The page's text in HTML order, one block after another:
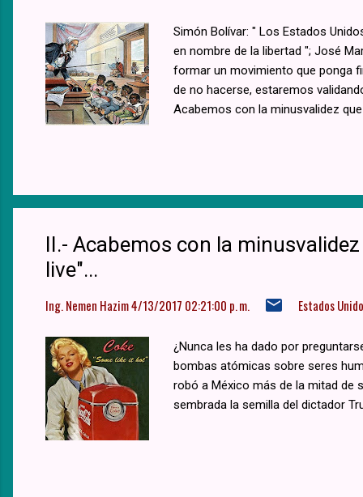
Simón Bolívar: " Los Estados
en nombre de la libertad "; José
formar un movimiento que ponga
de no hacerse, estaremos
Acabemos con la minusvalidez
II.- Acabemos con la
live"...
Ing. Nemen Hazim4/13/2017 02:21:00 p. m. Estados
¿Nunca les ha dado por
bombas atómicas sobre seres
robó a México más de la mitad de
sembrada la semilla del dictador